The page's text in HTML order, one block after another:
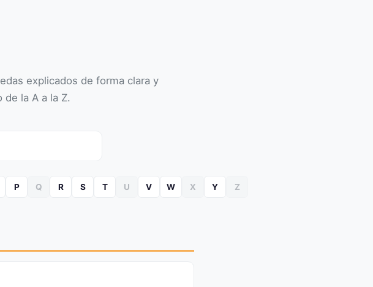
explicados de forma clara y
de la A a la Z.
P Q R S T U V W X Y Z